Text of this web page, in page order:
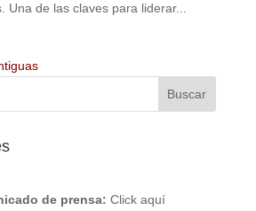
Una de las claves para liderar...
de prensa: Click aquí